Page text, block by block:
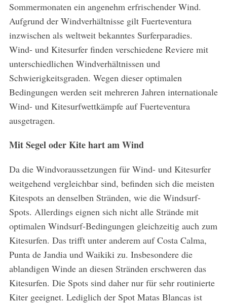
Sommermonaten ein angenehm erfrischender Wind.
Aufgrund der Windverhältnisse gilt Fuerteventura
inzwischen als weltweit bekanntes Surferparadies.
Wind- und Kitesurfer finden verschiedene Reviere mit
unterschiedlichen Windverhältnissen und
Schwierigkeitsgraden. Wegen dieser optimalen
Bedingungen werden seit mehreren Jahren internationale
Wind- und Kitesurfwettkämpfe auf Fuerteventura
ausgetragen.
Mit Segel oder Kite hart am Wind
Da die Windvoraussetzungen für Wind- und Kitesurfer
weitgehend vergleichbar sind, befinden sich die meisten
Kitespots an denselben Stränden, wie die Windsurf-
Spots. Allerdings eignen sich nicht alle Strände mit
optimalen Windsurf-Bedingungen gleichzeitig auch zum
Kitesurfen. Das trifft unter anderem auf Costa Calma,
Punta de Jandia und Waikiki zu. Insbesondere die
ablandigen Winde an diesen Stränden erschweren das
Kitesurfen. Die Spots sind daher nur für sehr routinierte
Kiter geeignet. Lediglich der Spot Matas Blancas ist